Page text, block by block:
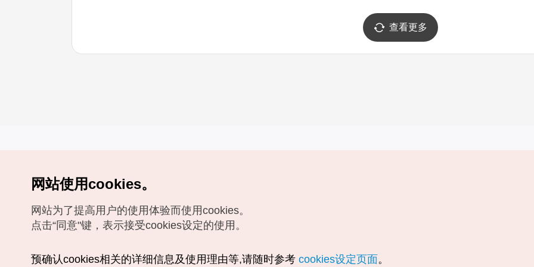
查看更多
数字图书 / 电子书
如有相关疑问或建议，欢迎来信。VISITKOREA官方邮箱
chnsim@knto.or.kr
网站使用cookies。
网站为了提高用户的使用体验而使用cookies。
点击“同意"键，表示接受cookies设定的使用。
预确认cookies相关的详细信息及使用理由等,请随时参考 cookies设定页面。